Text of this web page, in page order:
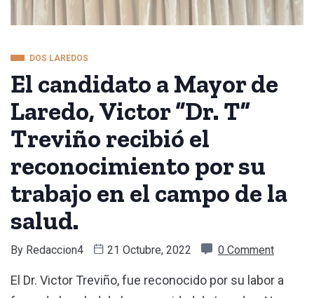
DOS LAREDOS
El candidato a Mayor de
Laredo, Victor “Dr. T”
Treviño recibió el
reconocimiento por su
trabajo en el campo de la
salud.
By Redaccion4 21 Octubre, 2022 0 Comment
El Dr. Victor Treviño, fue reconocido por su labor a